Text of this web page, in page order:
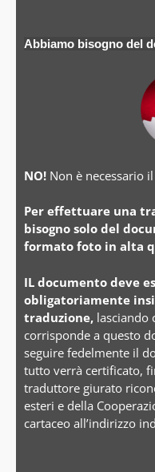
Abbiamo bisogno del
NO! Non è necessario
Per effettuare una
bisogno solo del
formato foto in alta
IL documento deve
obligatoriamente
traduzione, lasciando
corrisponde a questo
seguire fedelmente il
tutto verrà certificato,
traduttore giurato
esteri e della
cartaceo all’indirizzo